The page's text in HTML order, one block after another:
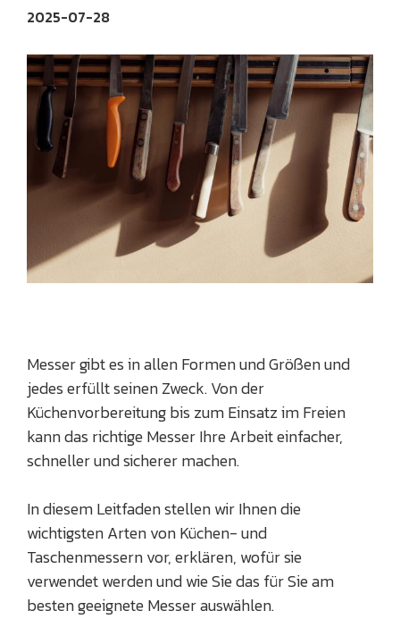
2025-07-28
Messer gibt es in allen Formen und Größen und
jedes erfüllt seinen Zweck. Von der
Küchenvorbereitung bis zum Einsatz im Freien
kann das richtige Messer Ihre Arbeit einfacher,
schneller und sicherer machen.
In diesem Leitfaden stellen wir Ihnen die
wichtigsten Arten von Küchen- und
Taschenmessern vor, erklären, wofür sie
verwendet werden und wie Sie das für Sie am
besten geeignete Messer auswählen.